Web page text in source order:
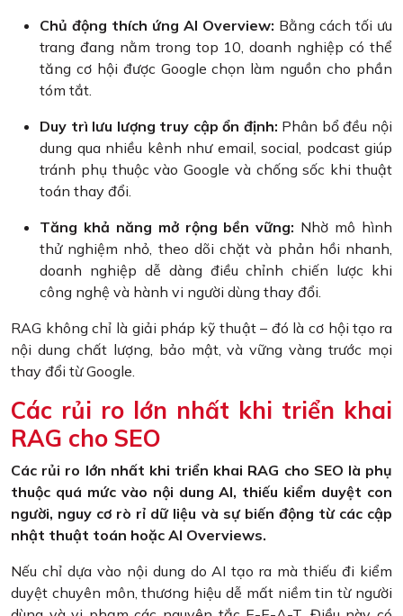
Chủ động thích ứng AI Overview: Bằng cách tối ưu
trang đang nằm trong top 10, doanh nghiệp có thể
tăng cơ hội được Google chọn làm nguồn cho phần
tóm tắt.
Duy trì lưu lượng truy cập ổn định: Phân bổ đều nội
dung qua nhiều kênh như email, social, podcast giúp
tránh phụ thuộc vào Google và chống sốc khi thuật
toán thay đổi.
Tăng khả năng mở rộng bền vững: Nhờ mô hình
thử nghiệm nhỏ, theo dõi chặt và phản hồi nhanh,
doanh nghiệp dễ dàng điều chỉnh chiến lược khi
công nghệ và hành vi người dùng thay đổi.
RAG không chỉ là giải pháp kỹ thuật – đó là cơ hội tạo ra
nội dung chất lượng, bảo mật, và vững vàng trước mọi
thay đổi từ Google.
Các rủi ro lớn nhất khi triển khai
RAG cho SEO
Các rủi ro lớn nhất khi triển khai RAG cho SEO là phụ
thuộc quá mức vào nội dung AI, thiếu kiểm duyệt con
người, nguy cơ rò rỉ dữ liệu và sự biến động từ các cập
nhật thuật toán hoặc AI Overviews.
Nếu chỉ dựa vào nội dung do AI tạo ra mà thiếu đi kiểm
duyệt chuyên môn, thương hiệu dễ mất niềm tin từ người